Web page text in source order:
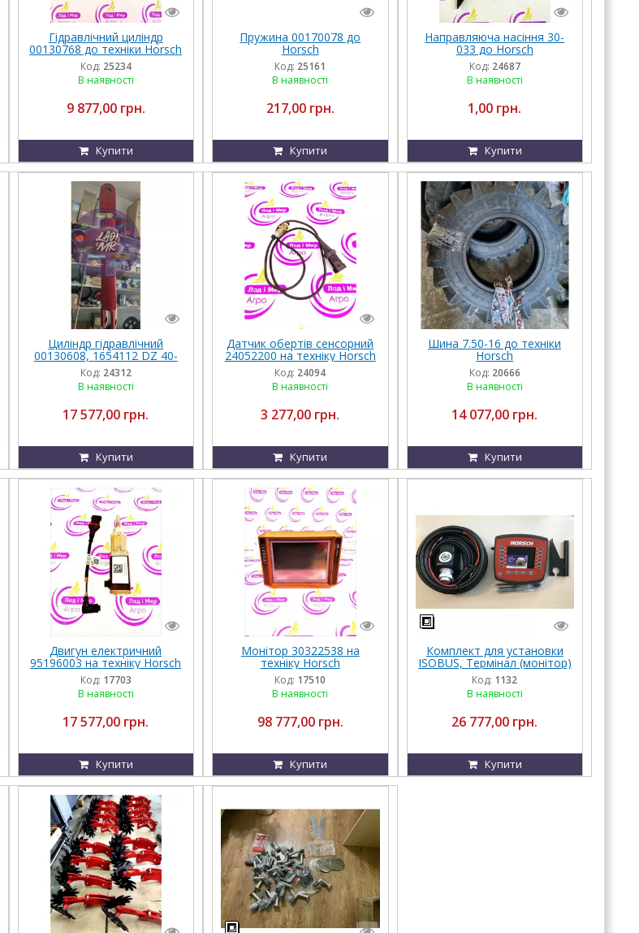
Гідравлічний циліндр
00130768 до техніки Horsch
Код: 25234
В наявності
9 877,00 грн.
Купити
Пружина 00170078 до
Horsch
Код: 25161
В наявності
217,00 грн.
Купити
Направляюча насіння 30-
033 до Horsch
Код: 24687
В наявності
1,00 грн.
Купити
Циліндр гідравлічний
00130608, 1654112 DZ 40-
22-190 на техніку Horsch
Код: 24312
В наявності
17 577,00 грн.
Купити
Датчик обертів сенсорний
24052200 на техніку Horsch
Код: 24094
В наявності
3 277,00 грн.
Купити
Шина 7.50-16 до техніки
Horsch
Код: 20666
В наявності
14 077,00 грн.
Купити
Двигун електричний
95196003 на техніку Horsch
Код: 17703
В наявності
17 577,00 грн.
Купити
Монітор 30322538 на
техніку Horsch
Код: 17510
В наявності
98 777,00 грн.
Купити
Комплект для установки
ISOBUS, Термінал (монітор)
00346606, 00345263
HORSCH
Код: 1132
В наявності
26 777,00 грн.
Купити